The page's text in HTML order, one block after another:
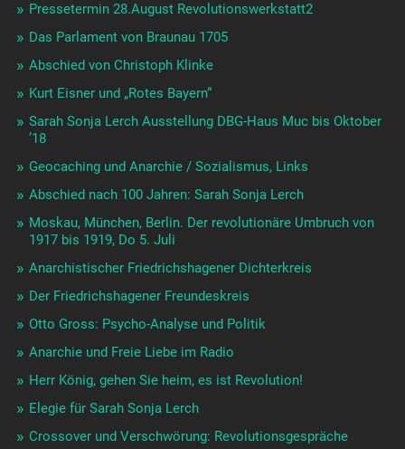
Pressetermin 28.August Revolutionswerkstatt2
Das Parlament von Braunau 1705
Abschied von Christoph Klinke
Kurt Eisner und „Rotes Bayern“
Sarah Sonja Lerch Ausstellung DBG-Haus Muc bis Oktober
’18
Geocaching und Anarchie / Sozialismus, Links
Abschied nach 100 Jahren: Sarah Sonja Lerch
Moskau, München, Berlin. Der revolutionäre Umbruch von
1917 bis 1919, Do 5. Juli
Anarchistischer Friedrichshagener Dichterkreis
Der Friedrichshagener Freundeskreis
Otto Gross: Psycho-Analyse und Politik
Anarchie und Freie Liebe im Radio
Herr König, gehen Sie heim, es ist Revolution!
Elegie für Sarah Sonja Lerch
Crossover und Verschwörung: Revolutionsgespräche